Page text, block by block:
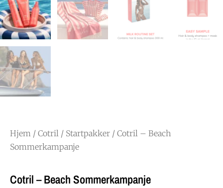
Hjem / Cotril / Startpakker / Cotril – Beach
Sommerkampanje
Cotril – Beach Sommerkampanje